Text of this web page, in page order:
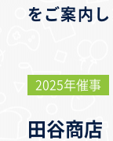
をご案内し
2025年催事
田谷商